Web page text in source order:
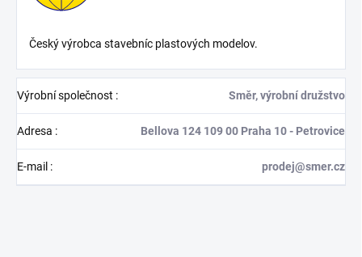
Český výrobca stavebníc plastových modelov.
Výrobní společnost : Směr, výrobní družstvo
Adresa : Bellova 124 109 00 Praha 10 - Petrovice
E-mail : prodej@smer.cz